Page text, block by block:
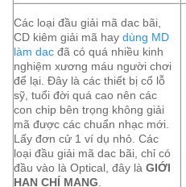
Các loại đầu giải mã dac bãi,
CD kiêm giải mã hay dùng MD
làm dac đã có quá nhiều kinh
nghiệm xương máu người chơi
để lại. Đây là các thiết bị cổ lỗ
sỹ, tuổi đời quá cao nên các
con chip bên trọng không giải
mã được các chuẩn nhạc mới.
Lấy đơn cử 1 ví dụ nhỏ. Các
loại đầu giải mã dac bãi, chỉ có
đầu vào là Optical, đây là GIỚI
HẠN CHÍ MẠNG